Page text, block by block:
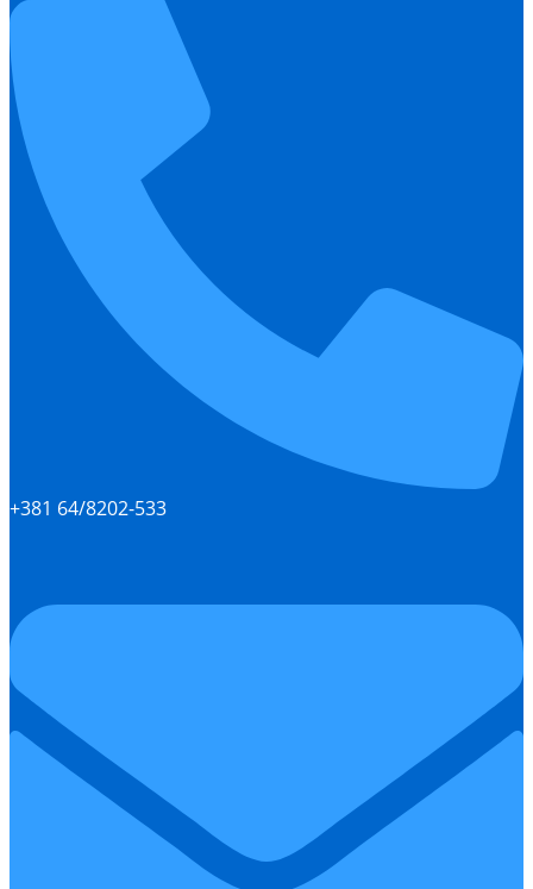
+381 64/8202-533